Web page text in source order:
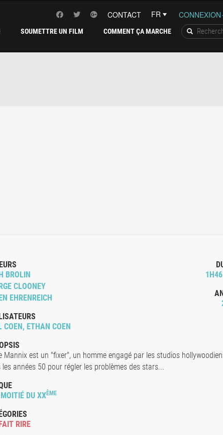
CONNEXION
CONTACT
COMMENT ÇA MARCHE
SOUMETTRE UN FILM
BROLIN
CLOONEY
EHRENREICH
COEN, ETHAN COEN
Mannix est un "fixer", un homme engagé par les studios
les années 50 pour régler les problèmes des stars...
MOITIÉ DU XXÈME
RIRE